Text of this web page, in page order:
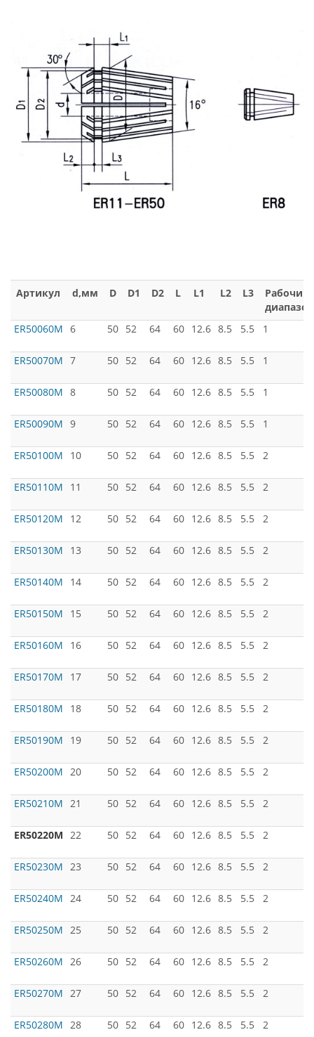
Артикул d,мм D D1 D2 L L1 L2 L3
Рабочий
диапазон
ER50060M 6 50 52 64 60 12.6 8.5 5.5 1
ER50070M 7 50 52 64 60 12.6 8.5 5.5 1
ER50080M 8 50 52 64 60 12.6 8.5 5.5 1
ER50090M 9 50 52 64 60 12.6 8.5 5.5 1
ER50100M 10 50 52 64 60 12.6 8.5 5.5 2
ER50110M 11 50 52 64 60 12.6 8.5 5.5 2
ER50120M 12 50 52 64 60 12.6 8.5 5.5 2
ER50130M 13 50 52 64 60 12.6 8.5 5.5 2
ER50140M 14 50 52 64 60 12.6 8.5 5.5 2
ER50150M 15 50 52 64 60 12.6 8.5 5.5 2
ER50160M 16 50 52 64 60 12.6 8.5 5.5 2
ER50170M 17 50 52 64 60 12.6 8.5 5.5 2
ER50180M 18 50 52 64 60 12.6 8.5 5.5 2
ER50190M 19 50 52 64 60 12.6 8.5 5.5 2
ER50200M 20 50 52 64 60 12.6 8.5 5.5 2
ER50210M 21 50 52 64 60 12.6 8.5 5.5 2
ER50220M 22 50 52 64 60 12.6 8.5 5.5 2
ER50230M 23 50 52 64 60 12.6 8.5 5.5 2
ER50240M 24 50 52 64 60 12.6 8.5 5.5 2
ER50250M 25 50 52 64 60 12.6 8.5 5.5 2
ER50260M 26 50 52 64 60 12.6 8.5 5.5 2
ER50270M 27 50 52 64 60 12.6 8.5 5.5 2
ER50280M 28 50 52 64 60 12.6 8.5 5.5 2